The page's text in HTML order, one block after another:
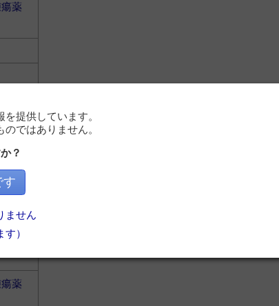
薬
薬
薬
提供しています。
ではありません。
？
す
ません
）